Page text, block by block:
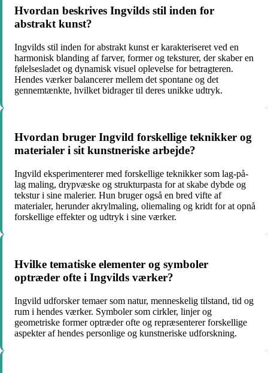
Hvordan beskrives Ingvilds stil inden for
abstrakt kunst?
Ingvilds stil inden for abstrakt kunst er karakteriseret ved en
harmonisk blanding af farver, former og teksturer, der skaber en
følelsesladet og dynamisk visuel oplevelse for betragteren.
Hendes værker balancerer mellem det spontane og det
gennemtænkte, hvilket bidrager til deres unikke udtryk.
Hvordan bruger Ingvild forskellige teknikker og
materialer i sit kunstneriske arbejde?
Ingvild eksperimenterer med forskellige teknikker som lag-på-
lag maling, drypvæske og strukturpasta for at skabe dybde og
tekstur i sine malerier. Hun bruger også en bred vifte af
materialer, herunder akrylmaling, oliemaling og kridt for at opnå
forskellige effekter og udtryk i sine værker.
Hvilke tematiske elementer og symboler
optræder ofte i Ingvilds værker?
Ingvild udforsker temaer som natur, menneskelig tilstand, tid og
rum i hendes værker. Symboler som cirkler, linjer og
geometriske former optræder ofte og repræsenterer forskellige
aspekter af hendes personlige og kunstneriske udforskning.